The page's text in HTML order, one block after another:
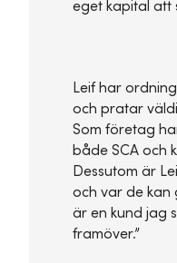
eget kapital att
Leif har
och pratar
Som företag
både SCA och
Dessutom är
och var de kan
är en kund jag
framöver.”